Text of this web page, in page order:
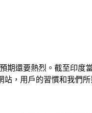
期還要熱烈。截至印
，用戶的習慣和我們